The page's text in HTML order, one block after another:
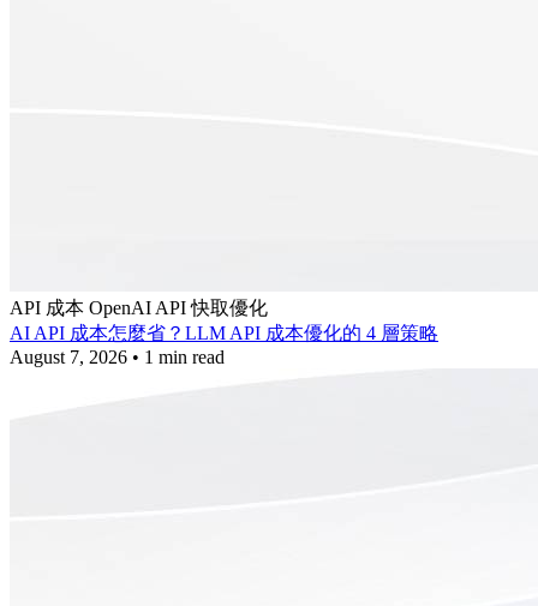
API 成本 OpenAI API 快取優化
AI API 成本怎麼省？LLM API 成本優化的 4 層策略
August 7, 2026 • 1 min read